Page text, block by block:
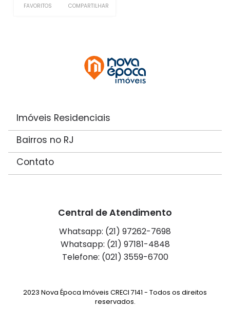
FAVORITOS COMPARTILHAR
Imóveis Residenciais
Bairros no RJ
Contato
Central de Atendimento
Whatsapp: (21) 97262-7698
Whatsapp: (21) 97181-4848
Telefone: (021) 3559-6700
2023 Nova Época Imóveis CRECI 7141 - Todos os direitos
reservados.